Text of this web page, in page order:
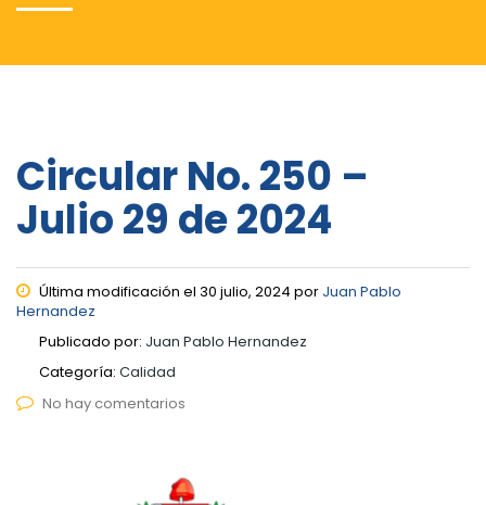
Circular No. 250 –
Julio 29 de 2024
Última modificación el 30 julio, 2024 por Juan Pablo
Hernandez
Publicado por: Juan Pablo Hernandez
Categoría: Calidad
No hay comentarios